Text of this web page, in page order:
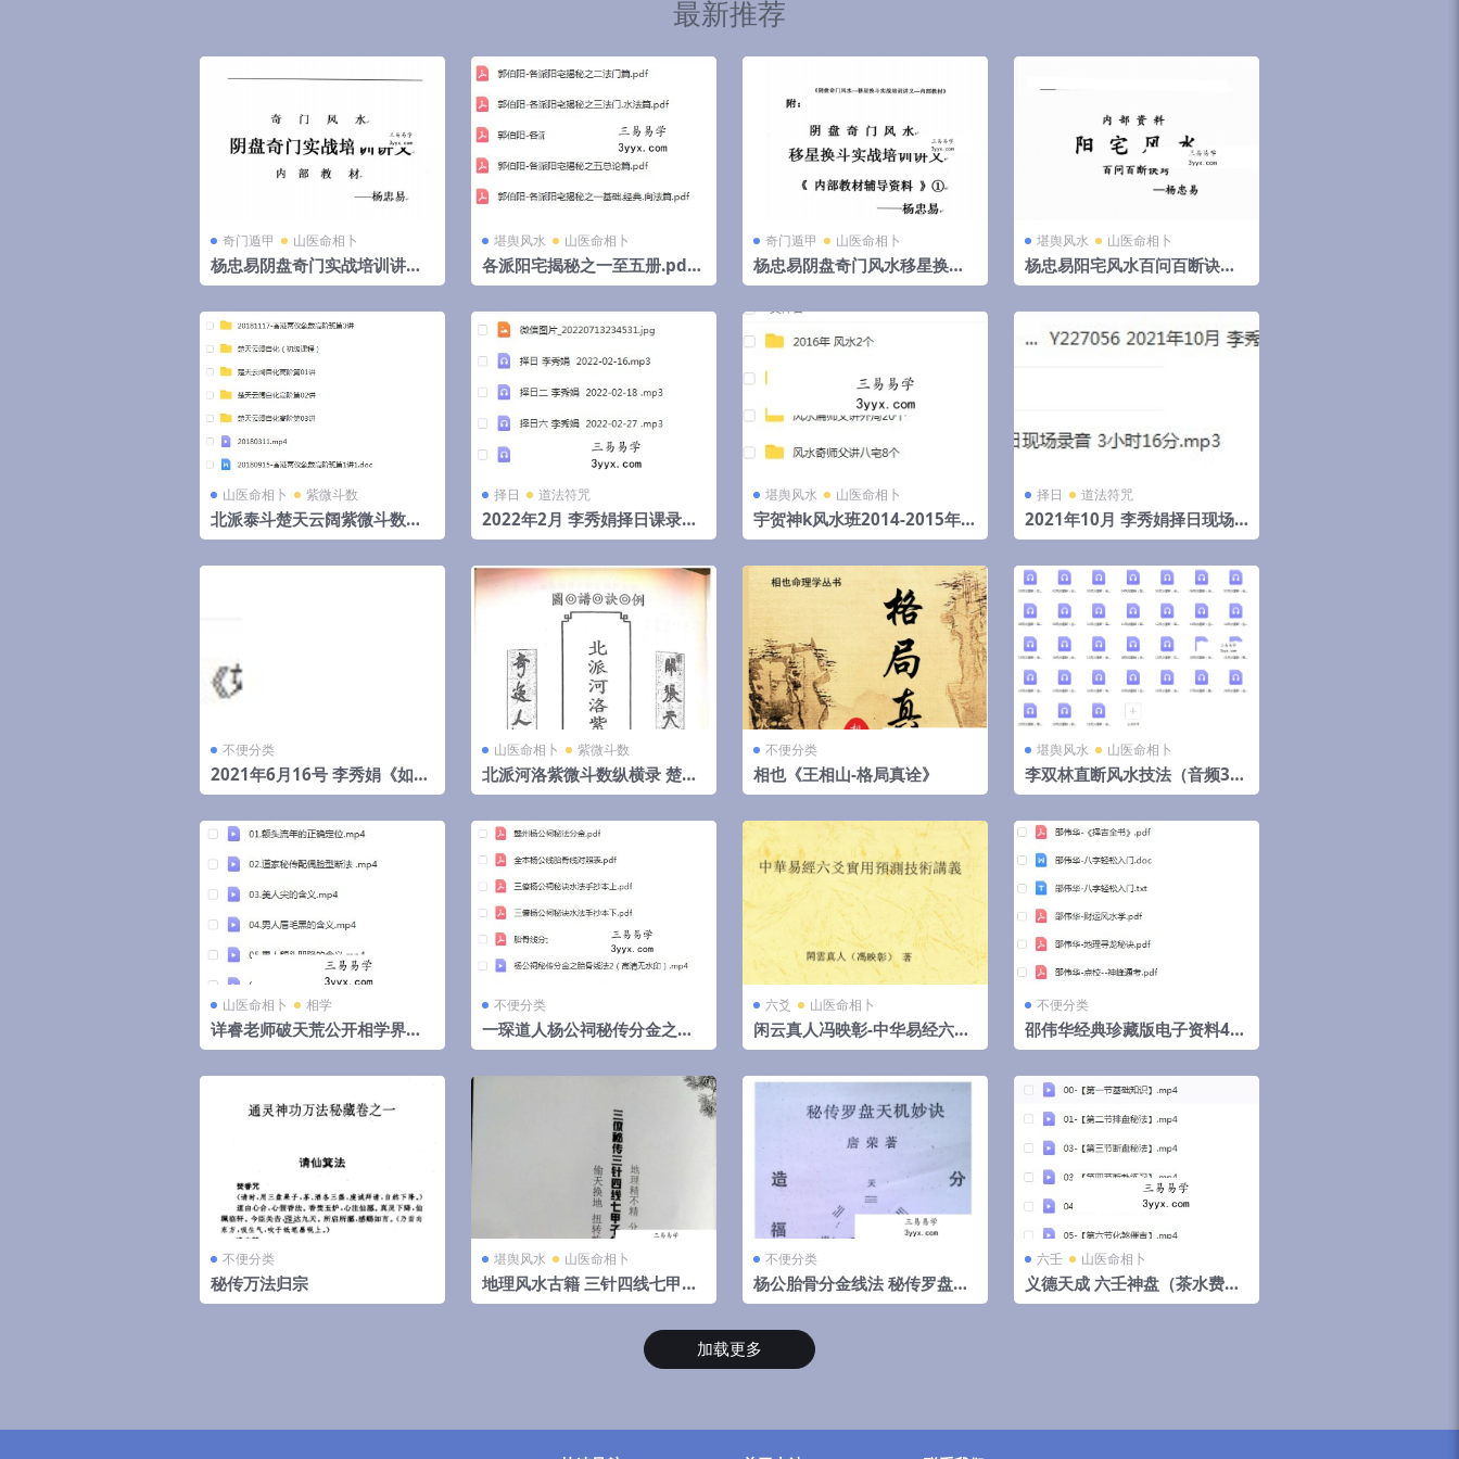
最新推荐
奇门遁甲 山医命相卜
杨忠易阴盘奇门实战培训讲义.
pdf 174页高清电子版 百度云
堪舆风水 山医命相卜
各派阳宅揭秘之一至五册.pdf
郭伯阳 百度云下载！
奇门遁甲 山医命相卜
杨忠易阴盘奇门风水移星换斗
实战培训讲义.pdf 92页 百度云
堪舆风水 山医命相卜
杨忠易阳宅风水百问百断诀窍1
32页.pdf 资料合集 百度云下
山医命相卜 紫微斗数
北派泰斗楚天云阔紫微斗数自
化高级班课程视频+录音+资料
择日 道法符咒
2022年2月 李秀娟择日课录音
和物品丢失怎么找
堪舆风水 山医命相卜
宇贺神k风水班2014-2015年初
文字记录.pdf 夸克网盘下载
择日 道法符咒
2021年10月 李秀娟择日现场
录音 3小时16分
不便分类
2021年6月16号 李秀娟《如何
斗太岁》弟子班面授课
山医命相卜 紫微斗数
北派河洛紫微斗数纵横录 楚天
云阔
不便分类
相也《王相山-格局真诠》
堪舆风水 山医命相卜
李双林直断风水技法（音频31
集）
山医命相卜 相学
详睿老师破天荒公开相学界不
传之秘法
不便分类
一琛道人杨公祠秘传分金之胎
骨线法（高清晰版本）
六爻 山医命相卜
闲云真人冯映彰-中华易经六爻
实用预测技术讲义352页
不便分类
邵伟华经典珍藏版电子资料42
部
不便分类
秘传万法归宗
堪舆风水 山医命相卜
地理风水古籍 三针四线七甲子
分金线法（上下册全）
不便分类
杨公胎骨分金线法 秘传罗盘天
机妙决 唐荣著.27页pdf 百度云
六壬 山医命相卜
义德天成 六壬神盘（茶水费）
8集视频 百度云下载！
加载更多